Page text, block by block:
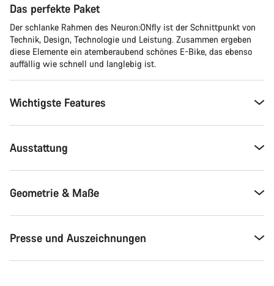
Das perfekte Paket
Der schlanke Rahmen des Neuron:ONfly ist der Schnittpunkt von
Technik, Design, Technologie und Leistung. Zusammen ergeben
diese Elemente ein atemberaubend schönes E-Bike, das ebenso
auffällig wie schnell und langlebig ist.
Wichtigste Features
Ausstattung
Geometrie & Maße
Presse und Auszeichnungen